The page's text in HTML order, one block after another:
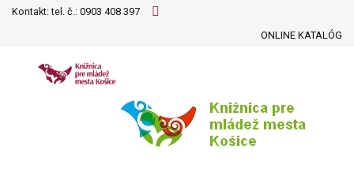
Kontakt: tel. č.: 0903 408 397
ONLINE KATALÓG